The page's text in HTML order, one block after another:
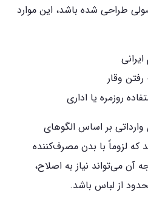
طراحی شده باشد، این موارد
وقار
روزمره یا اداری
بر اساس الگوهای
که لزوماً با بدن مصرف‌کننده
آن می‌تواند نیاز به اصلاح،
از لباس باشد.